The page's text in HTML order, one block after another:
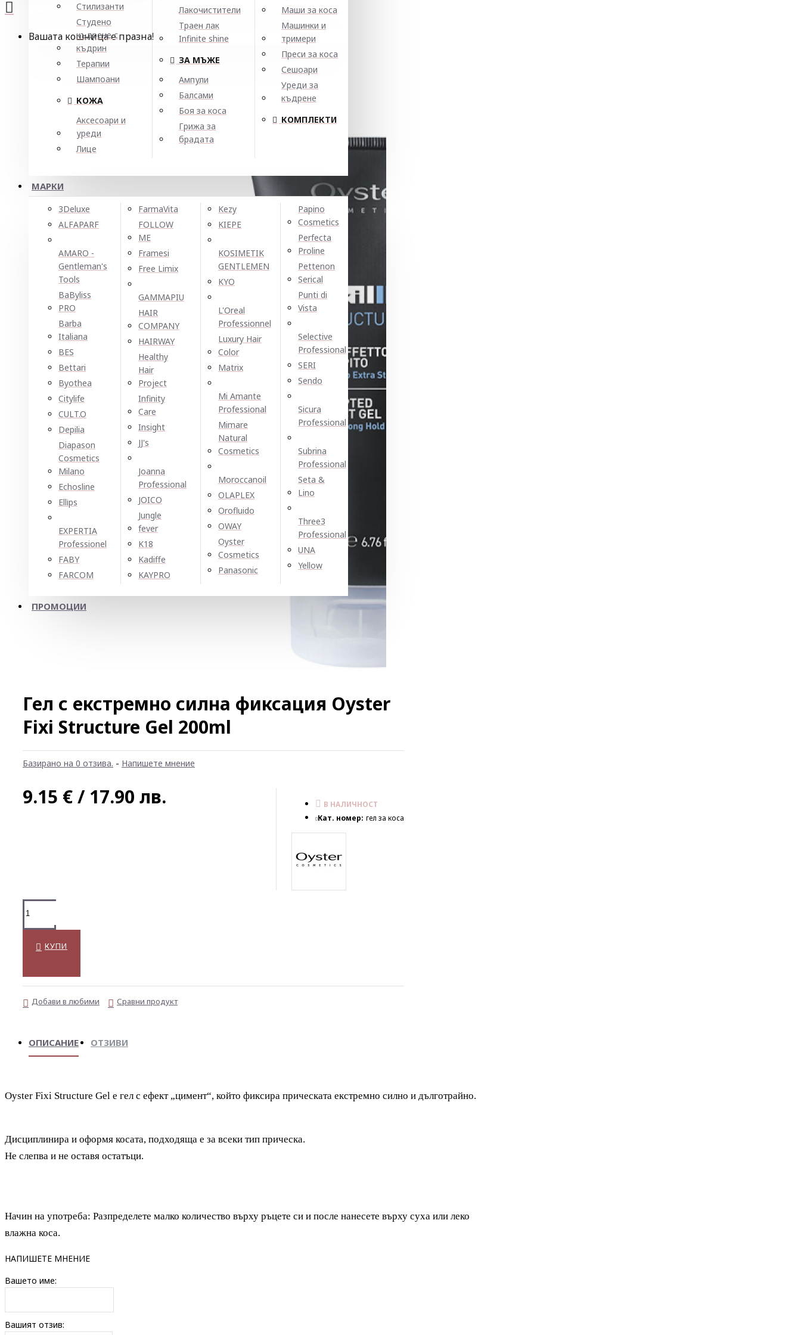
Стилизанти
Студено
къдрене с
къдрин
Терапии
Шампоани
КОЖА
Аксесоари и
уреди
Лице
Лакочистители
Траен лак
Infinite shine
ЗА МЪЖЕ
Ампули
Балсами
Боя за коса
Грижа за
брадата
Маши за коса
Машинки и
тримери
Преси за коса
Сешоари
Уреди за
къдрене
КОМПЛЕКТИ
МАРКИ
3Deluxe
ALFAPARF
AMARO -
Gentleman's
Tools
BaByliss
PRO
Barba
Italiana
BES
Bettari
Byothea
Citylife
CULT.O
Depilia
Diapason
Cosmetics
Milano
Echosline
Ellірѕ
EXPERTIA
Professionel
FABY
FARCOM
FarmaVita
FOLLOW
ME
Framesi
Free Limix
GAMMAPIU
HAIR
COMPANY
HAIRWAY
Healthy
Hair
Project
Infinity
Care
Insight
JJ's
Joanna
Professional
JOICO
Jungle
fever
K18
Kadiffe
KAYPRO
Kezy
KIEPE
KOSIMETIK
GENTLEMEN
KYO
L'Oreal
Professionnel
Luxury Hair
Color
Matrix
Mi Amante
Professional
Mimare
Natural
Cosmetics
Moroccanoil
OLAPLEX
Orofluido
OWAY
Oyster
Cosmetics
Panasonic
Papino
Cosmetics
Perfecta
Proline
Pettenon
Serical
Punti di
Vista
Selective
Professional
SERI
Sendo
Sicura
Professional
Subrina
Professional
Seta &
Lino
Three3
Professional
UNA
Yellow
ПРОМОЦИИ
Вашата кошница е празна!
Гел с екстремно силна фиксация Oyster
Fixi Structure Gel 200ml
Базирано на 0 отзива. - Напишете мнение
9.15 € / 17.90 лв.
В НАЛИЧНОСТ
Кат. номер: гел за коса
КУПИ
Добави в любими Сравни продукт
ОПИСАНИЕ ОТЗИВИ
Oyster Fixi Structure Gel е гел с ефект „цимент“, който фиксира прическата екстремно силно и дълготрайно.
Дисциплинира и оформя косата, подходяща е за всеки тип прическа.
Не слепва и не оставя остатъци.
Начин на употреба: Разпределете малко количество върху ръцете си и после нанесете върху суха или леко
влажна коса.
НАПИШЕТЕ МНЕНИЕ
Вашето име:
Вашият отзив: